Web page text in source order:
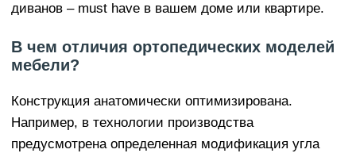
диванов – must have в вашем доме или квартире.
В чем отличия ортопедических моделей
мебели?
Конструкция анатомически оптимизирована.
Например, в технологии производства
предусмотрена определенная модификация угла